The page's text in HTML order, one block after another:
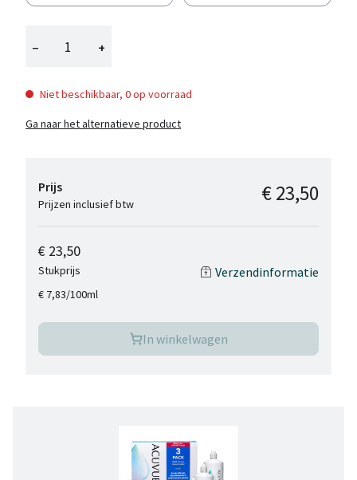
− +
Niet beschikbaar, 0 op voorraad
Ga naar het alternatieve product
Prijs
Prijzen inclusief btw € 23,50
€ 23,50
Stukprijs
€ 7,83/100ml
Verzendinformatie
In winkelwagen